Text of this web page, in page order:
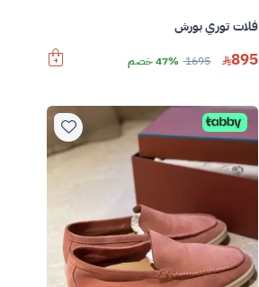
فلات توري بورش
895
1695 47% خصم